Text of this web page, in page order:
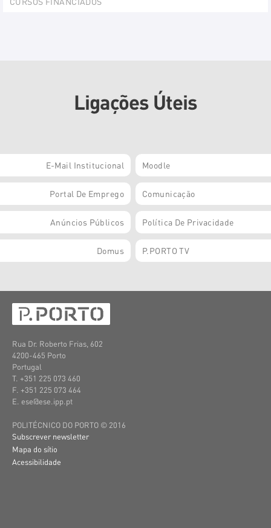
Ligações Úteis
E-Mail Institucional Moodle
Portal De Emprego Comunicação
Anúncios Públicos Política De Privacidade
Domus P.PORTO TV
Rua Dr. Roberto Frias, 602
4200-465 Porto
Portugal
T. +351 225 073 460
F. +351 225 073 464
E. ese@ese.ipp.pt
POLITÉCNICO DO PORTO © 2016
Subscrever newsletter
Mapa do sítio
Acessibilidade